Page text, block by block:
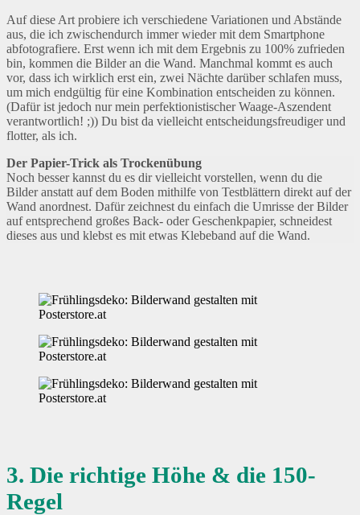
Auf diese Art probiere ich verschiedene Variationen und Abstände
aus, die ich zwischendurch immer wieder mit dem Smartphone
abfotografiere. Erst wenn ich mit dem Ergebnis zu 100% zufrieden
bin, kommen die Bilder an die Wand. Manchmal kommt es auch
vor, dass ich wirklich erst ein, zwei Nächte darüber schlafen muss,
um mich endgültig für eine Kombination entscheiden zu können.
(Dafür ist jedoch nur mein perfektionistischer Waage-Aszendent
verantwortlich! ;)) Du bist da vielleicht entscheidungsfreudiger und
flotter, als ich.
Der Papier-Trick als Trockenübung
Noch besser kannst du es dir vielleicht vorstellen, wenn du die
Bilder anstatt auf dem Boden mithilfe von Testblättern direkt auf der
Wand anordnest. Dafür zeichnest du einfach die Umrisse der Bilder
auf entsprechend großes Back- oder Geschenkpapier, schneidest
dieses aus und klebst es mit etwas Klebeband auf die Wand.
3. Die richtige Höhe & die 150-
Regel